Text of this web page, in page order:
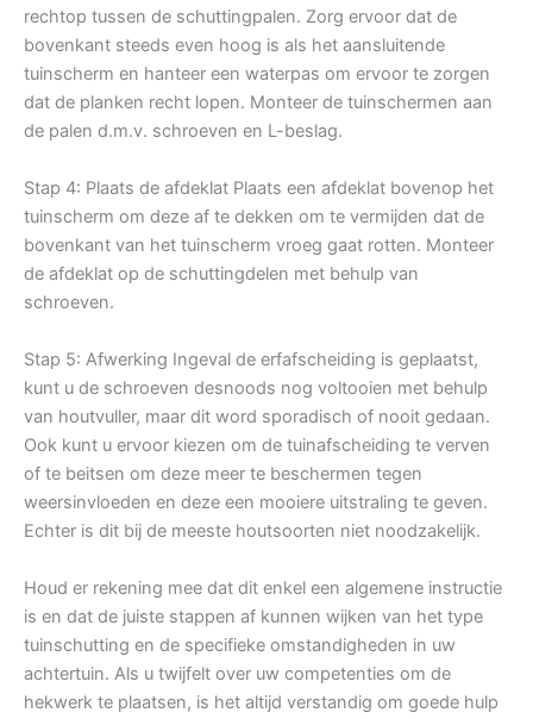
rechtop tussen de schuttingpalen. Zorg ervoor dat de
bovenkant steeds even hoog is als het aansluitende
tuinscherm en hanteer een waterpas om ervoor te zorgen
dat de planken recht lopen. Monteer de tuinschermen aan
de palen d.m.v. schroeven en L-beslag.
Stap 4: Plaats de afdeklat Plaats een afdeklat bovenop het
tuinscherm om deze af te dekken om te vermijden dat de
bovenkant van het tuinscherm vroeg gaat rotten. Monteer
de afdeklat op de schuttingdelen met behulp van
schroeven.
Stap 5: Afwerking Ingeval de erfafscheiding is geplaatst,
kunt u de schroeven desnoods nog voltooien met behulp
van houtvuller, maar dit word sporadisch of nooit gedaan.
Ook kunt u ervoor kiezen om de tuinafscheiding te verven
of te beitsen om deze meer te beschermen tegen
weersinvloeden en deze een mooiere uitstraling te geven.
Echter is dit bij de meeste houtsoorten niet noodzakelijk.
Houd er rekening mee dat dit enkel een algemene instructie
is en dat de juiste stappen af kunnen wijken van het type
tuinschutting en de specifieke omstandigheden in uw
achtertuin. Als u twijfelt over uw competenties om de
hekwerk te plaatsen, is het altijd verstandig om goede hulp